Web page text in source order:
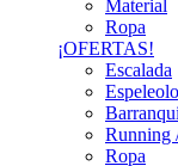
Material
Ropa
¡OFERTAS!
Escalada
Running
Ropa